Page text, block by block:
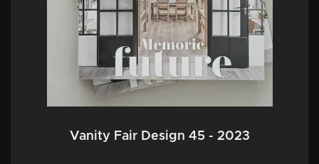
Vanity Fair Design 45 - 2023